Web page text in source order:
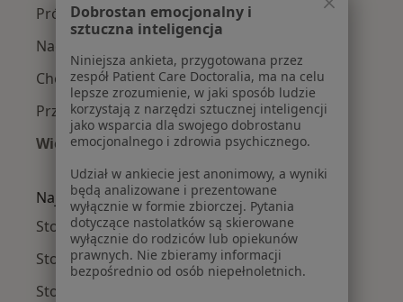
Próchnica w Krakowie
Nadwrażliwość zębów w Krakowie
Choroby miazgi w Krakowie
Przebarwienia zębów w Krakowie
Więcej (15)
Więcej w kategorii: Najczęście leczone
Najpopularniejsze ubezpieczenia
Stomatolodzy z Allianz w Krakowie
Stomatolodzy z Signal Iduna w Krakowie
Stomatolodzy z POLMED w Krakowie
Dobrostan emocjonalny i
sztuczna inteligencja
Niniejsza ankieta, przygotowana przez
zespół Patient Care Doctoralia, ma na celu
lepsze zrozumienie, w jaki sposób ludzie
korzystają z narzędzi sztucznej inteligencji
jako wsparcia dla swojego dobrostanu
emocjonalnego i zdrowia psychicznego.
Udział w ankiecie jest anonimowy, a wyniki
będą analizowane i prezentowane
wyłącznie w formie zbiorczej. Pytania
dotyczące nastolatków są skierowane
wyłącznie do rodziców lub opiekunów
prawnych. Nie zbieramy informacji
bezpośrednio od osób niepełnoletnich.